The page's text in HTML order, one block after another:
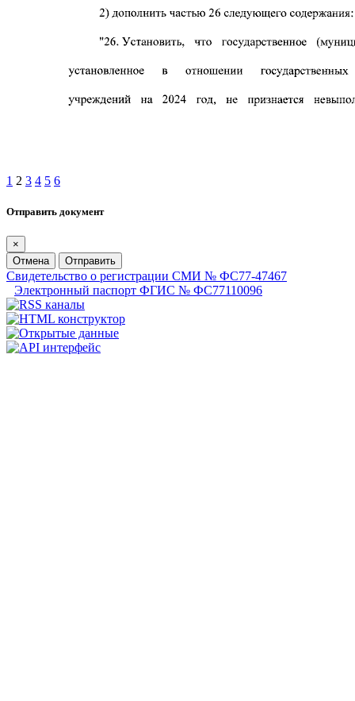
1 2 3 4 5 6
Отправить документ
×
Отмена
Отправить
Свидетельство о регистрации СМИ № ФС77-47467
Электронный паспорт ФГИС № ФС77110096